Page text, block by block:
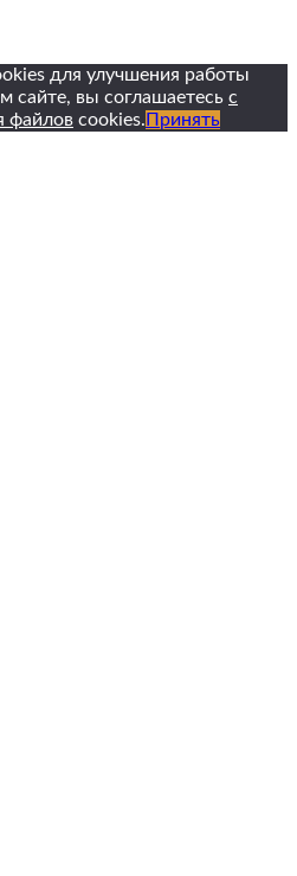
для улучшения работы
сайте, вы соглашаетесь с
файлов cookies. Принять